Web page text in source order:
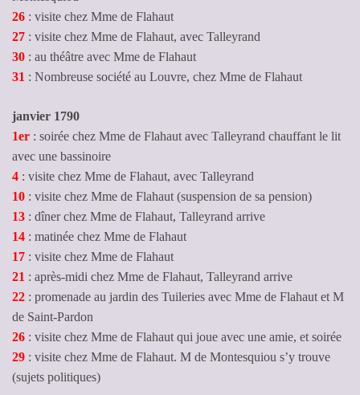
26 : visite chez Mme de Flahaut
27 : visite chez Mme de Flahaut, avec Talleyrand
30 : au théâtre avec Mme de Flahaut
31 : Nombreuse société au Louvre, chez Mme de Flahaut
janvier 1790
1er : soirée chez Mme de Flahaut avec Talleyrand chauffant le lit
avec une bassinoire
4 : visite chez Mme de Flahaut, avec Talleyrand
10 : visite chez Mme de Flahaut (suspension de sa pension)
13 : dîner chez Mme de Flahaut, Talleyrand arrive
14 : matinée chez Mme de Flahaut
17 : visite chez Mme de Flahaut
21 : après-midi chez Mme de Flahaut, Talleyrand arrive
22 : promenade au jardin des Tuileries avec Mme de Flahaut et M
de Saint-Pardon
26 : visite chez Mme de Flahaut qui joue avec une amie, et soirée
29 : visite chez Mme de Flahaut. M de Montesquiou s’y trouve
(sujets politiques)